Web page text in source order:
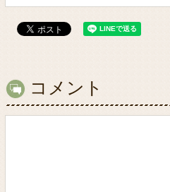
コメント